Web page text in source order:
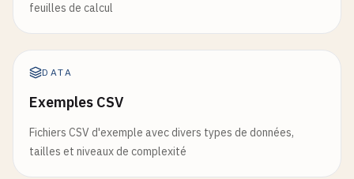
feuilles de calcul
DATA
Exemples CSV
Fichiers CSV d'exemple avec divers types de données,
tailles et niveaux de complexité